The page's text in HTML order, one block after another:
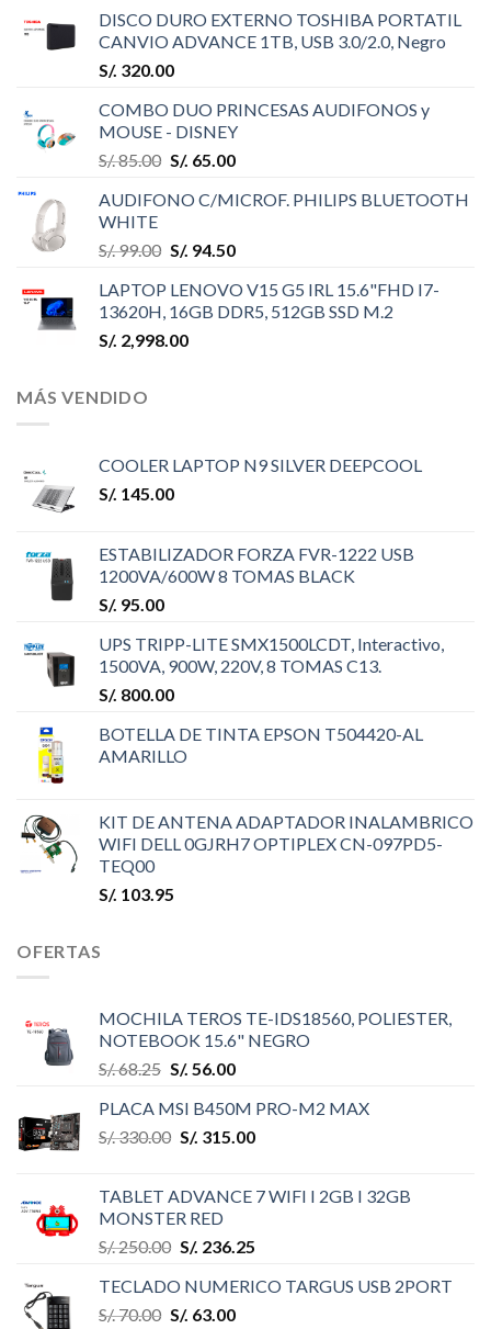
DISCO DURO EXTERNO TOSHIBA PORTATIL
CANVIO ADVANCE 1TB, USB 3.0/2.0, Negro
S/. 320.00
COMBO DUO PRINCESAS AUDIFONOS y
MOUSE - DISNEY
S/.85.00 S/. 65.00
AUDIFONO C/MICROF. PHILIPS BLUETOOTH
WHITE
S/.99.00 S/. 94.50
LAPTOP LENOVO V15 G5 IRL 15.6"FHD I7-
13620H, 16GB DDR5, 512GB SSD M.2
S/. 2,998.00
MÁS VENDIDO
COOLER LAPTOP N9 SILVER DEEPCOOL
S/. 145.00
ESTABILIZADOR FORZA FVR-1222 USB
1200VA/600W 8 TOMAS BLACK
S/. 95.00
UPS TRIPP-LITE SMX1500LCDT, Interactivo,
1500VA, 900W, 220V, 8 TOMAS C13.
S/. 800.00
BOTELLA DE TINTA EPSON T504420-AL
AMARILLO
KIT DE ANTENA ADAPTADOR INALAMBRICO
WIFI DELL 0GJRH7 OPTIPLEX CN-097PD5-
TEQ00
S/. 103.95
OFERTAS
MOCHILA TEROS TE-IDS18560, POLIESTER,
NOTEBOOK 15.6" NEGRO
S/.68.25 S/. 56.00
PLACA MSI B450M PRO-M2 MAX
S/.330.00 S/. 315.00
TABLET ADVANCE 7 WIFI I 2GB I 32GB
MONSTER RED
S/.250.00 S/. 236.25
TECLADO NUMERICO TARGUS USB 2PORT
S/.70.00 S/. 63.00